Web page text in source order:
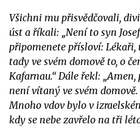
Všichni mu přisvědčovali,
úst a říkali: „Není to syn
připomenete přísloví: Lékaři,
tady ve svém domově to, o
Kafarnau.“ Dále řekl:
není vítaný ve svém
Mnoho vdov bylo v
kdy se nebe zavřelo na tři